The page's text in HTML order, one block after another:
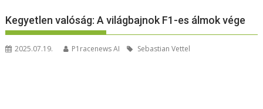
Kegyetlen valóság: A világbajnok F1-es álmok vége
2025.07.19. P1racenews AI Sebastian Vettel